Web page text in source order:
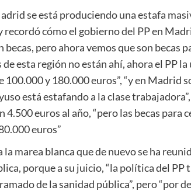
se está produciendo una estafa
recordó cómo el gobierno del PP en
pero ahora vemos que son becas
esta región no están ahí, ahora el PP
100.000 y 180.000 euros”, “y en Madrid
está estafando a la clase
4.500 euros al año, “pero las becas para
euros”
la marea blanca que de nuevo se ha
porque a su juicio, “la política del
de la sanidad pública”, pero “por